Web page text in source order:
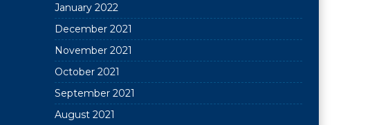
January 2022
December 2021
November 2021
October 2021
September 2021
August 2021